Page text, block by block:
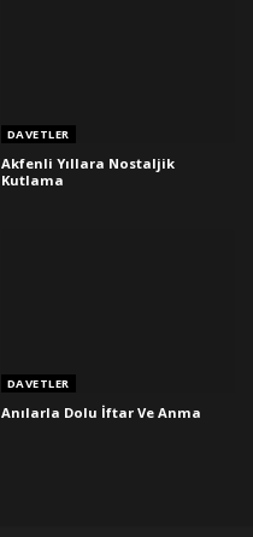
DAVETLER
Akfenli Yıllara Nostaljik
Kutlama
DAVETLER
Anılarla Dolu İftar Ve Anma